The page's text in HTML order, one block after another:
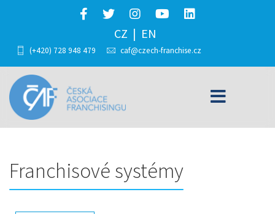
CZ EN
(+420) 728 948 479 caf@czech-franchise.cz
Franchisové systémy